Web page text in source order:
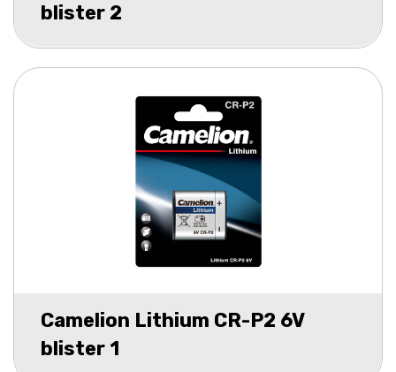
blister 2
Camelion Lithium CR-P2 6V
blister 1